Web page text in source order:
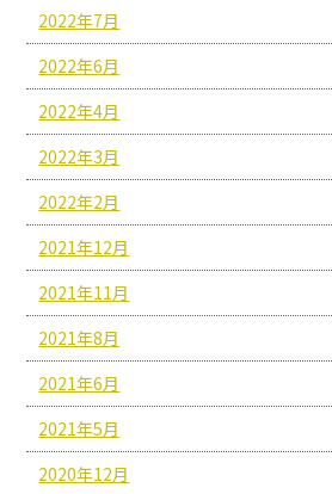
2022年7月
2022年6月
2022年4月
2022年3月
2022年2月
2021年12月
2021年11月
2021年8月
2021年6月
2021年5月
2020年12月